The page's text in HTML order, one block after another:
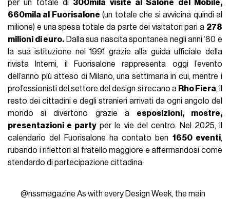
per un totale di 300mila visite al Salone del Mobile,
660mila al Fuorisalone (un totale che si avvicina quindi al
milione) e una spesa totale da parte dei visitatori pari a 278
milioni di euro. Dalla sua nascita spontanea negli anni ‘80 e
la sua istituzione nel 1991 grazie alla guida ufficiale della
rivista Interni, il Fuorisalone rappresenta oggi l’evento
dell’anno più atteso di Milano, una settimana in cui, mentre i
professionisti del settore del design si recano a Rho Fiera, il
resto dei cittadini e degli stranieri arrivati da ogni angolo del
mondo si divertono grazie a esposizioni, mostre,
presentazioni e party per le vie del centro. Nel 2025, il
calendario del Fuorisalone ha contato ben 1650 eventi,
rubando i riflettori al fratello maggiore e affermandosi come
stendardo di partecipazione cittadina.
@nssmagazine As with every Design Week, the main